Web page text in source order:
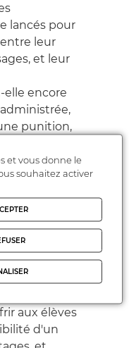
lancés pour
entre leur
et leur
elle encore
punition,
d’être
élèves ?
une
plus de lien
les élèves
qu’ils
de
aux élèves
d'un
et vous donne le
souhaitez activer